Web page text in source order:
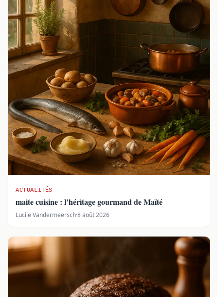
ACTUALITÉS
maite cuisine : l’héritage gourmand de Maïté
Lucile Vandermeersch·8 août 2026